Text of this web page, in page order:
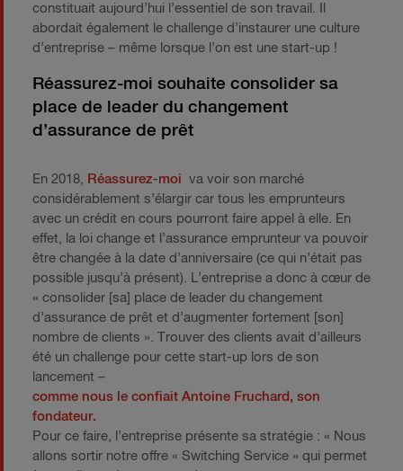
constituait aujourd’hui l’essentiel de son travail. Il
abordait également le challenge d’instaurer une culture
d’entreprise – même lorsque l’on est une start-up !
Réassurez-moi souhaite consolider sa
place de leader du changement
d’assurance de prêt
En 2018, Réassurez-moi va voir son marché
considérablement s’élargir car tous les emprunteurs
avec un crédit en cours pourront faire appel à elle. En
effet, la loi change et l’assurance emprunteur va pouvoir
être changée à la date d’anniversaire (ce qui n’était pas
possible jusqu’à présent). L’entreprise a donc à cœur de
« consolider [sa] place de leader du changement
d’assurance de prêt et d’augmenter fortement [son]
nombre de clients ». Trouver des clients avait d’ailleurs
été un challenge pour cette start-up lors de son
lancement –
comme nous le confiait Antoine Fruchard, son
fondateur.
Pour ce faire, l’entreprise présente sa stratégie : « Nous
allons sortir notre offre « Switching Service » qui permet